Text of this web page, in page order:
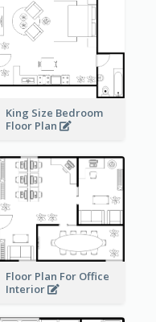
King Size Bedroom
Floor Plan
Floor Plan For Office
Interior